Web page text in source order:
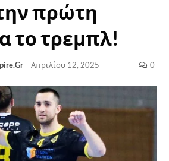
πρώτη
το τρεμπλ!
- Απριλίου 12, 2025 0